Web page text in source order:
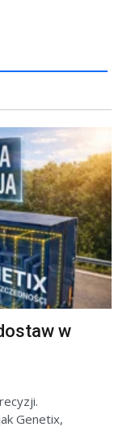
w
Genetix,